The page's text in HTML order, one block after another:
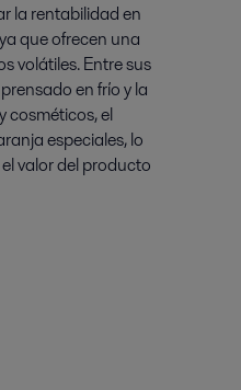
la rentabilidad en
que ofrecen una
volátiles. Entre sus
en frío y la
cosméticos, el
especiales, lo
valor del producto